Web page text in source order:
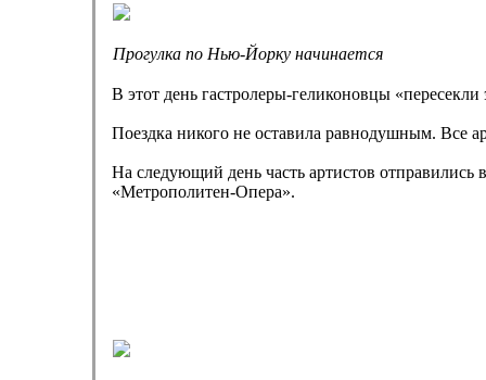
Прогулка по Нью-Йорку начинается
В этот день гастролеры-геликоновцы
Поездка никого не оставила равнодушным. Все
На следующий день часть артистов
«Метрополитен-Опера».